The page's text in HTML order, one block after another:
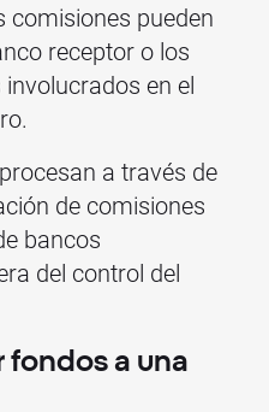
comisiones pueden
receptor o los
en el
a través de
de comisiones
bancos
del control del
fondos a una